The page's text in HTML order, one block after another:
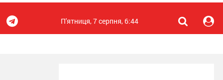
П'ятниця, 7 серпня, 6:44